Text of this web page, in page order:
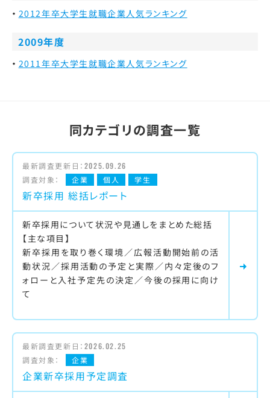
2012年卒大学生就職企業人気ランキング
2009年度
2011年卒大学生就職企業人気ランキング
同カテゴリの調査一覧
最新調査更新日： 2025.09.26
調査対象：
企業 個人 学生
新卒採用 総括レポート
新卒採用について状況や見通しをまとめた総括
【主な項目】
新卒採用を取り巻く環境／広報活動開始前の活
動状況／採用活動の予定と実際／内々定後のフ
ォローと入社予定先の決定／今後の採用に向け
て
最新調査更新日： 2026.02.25
調査対象：
企業
企業新卒採用予定調査